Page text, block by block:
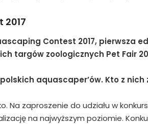
Contest 2017, pierwsza
targów zoologicznych Pet Fair
aquascaper’ów. Kto z nich
Na zaproszenie do udziału w
na najwyższym poziomie.